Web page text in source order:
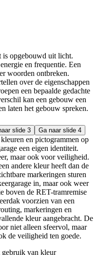
is opgebouwd uit licht.
en frequentie. Een
woorden ontbreken.
over de eigenschappen
een bepaalde gedachte
kan een gebouw een
laten het gebouw spreken.
slide 3 Ga naar slide 4
en pictogrammen op
een eigen identiteit.
maar ook voor veiligheid.
andere kleur heeft dan de
markeringen sturen
in, maar ook weer
boven de RET-tramremise
voorzien van een
markeringen en
kleur aangebracht. De
niet alleen sfeervol, maar
de veiligheid ten goede.
van kleur